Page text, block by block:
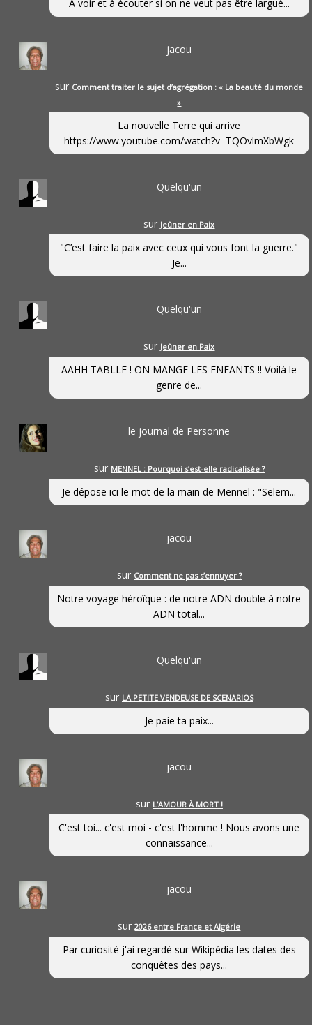
A voir et à écouter si on ne veut pas être largué...
jacou
sur Comment traiter le sujet d’agrégation : « La beauté du monde
»
La nouvelle Terre qui arrive
https://www.youtube.com/watch?v=TQOvlmXbWgk
Quelqu'un
sur Jeûner en Paix
"C’est faire la paix avec ceux qui vous font la guerre."
Je...
Quelqu'un
sur Jeûner en Paix
AAHH TABLLE ! ON MANGE LES ENFANTS !! Voilà le
genre de...
le journal de Personne
sur MENNEL : Pourquoi s’est-elle radicalisée ?
Je dépose ici le mot de la main de Mennel : "Selem...
jacou
sur Comment ne pas s’ennuyer ?
Notre voyage héroîque : de notre ADN double à notre
ADN total...
Quelqu'un
sur LA PETITE VENDEUSE DE SCENARIOS
Je paie ta paix...
jacou
sur L’AMOUR À MORT !
C'est toi... c'est moi - c'est l'homme ! Nous avons une
connaissance...
jacou
sur2026 entre France et Algérie
Par curiosité j'ai regardé sur Wikipédia les dates des
conquêtes des pays...